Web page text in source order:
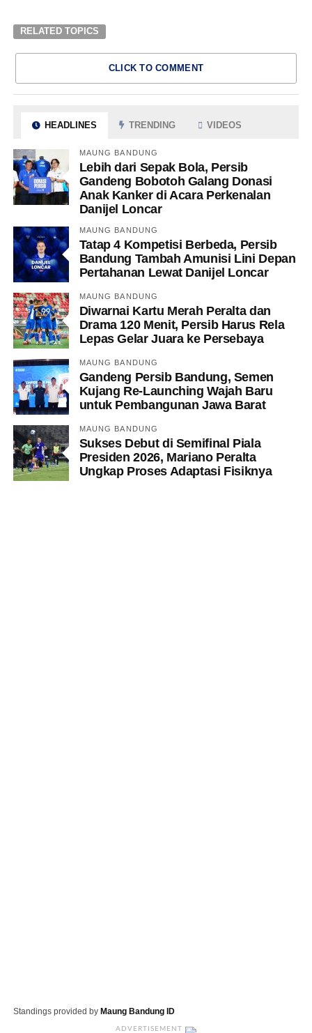
RELATED TOPICS
CLICK TO COMMENT
HEADLINES TRENDING VIDEOS
MAUNG BANDUNG
Lebih dari Sepak Bola, Persib
Gandeng Bobotoh Galang Donasi
Anak Kanker di Acara Perkenalan
Danijel Loncar
MAUNG BANDUNG
Tatap 4 Kompetisi Berbeda, Persib
Bandung Tambah Amunisi Lini Depan
Pertahanan Lewat Danijel Loncar
MAUNG BANDUNG
Diwarnai Kartu Merah Peralta dan
Drama 120 Menit, Persib Harus Rela
Lepas Gelar Juara ke Persebaya
MAUNG BANDUNG
Gandeng Persib Bandung, Semen
Kujang Re-Launching Wajah Baru
untuk Pembangunan Jawa Barat
MAUNG BANDUNG
Sukses Debut di Semifinal Piala
Presiden 2026, Mariano Peralta
Ungkap Proses Adaptasi Fisiknya
Standings provided by Maung Bandung ID
ADVERTISEMENT